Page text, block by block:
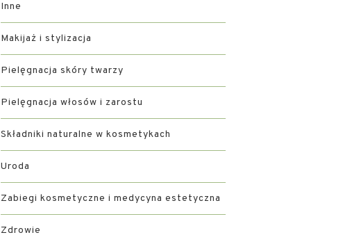
Inne
Makijaż i stylizacja
Pielęgnacja skóry twarzy
Pielęgnacja włosów i zarostu
Składniki naturalne w kosmetykach
Uroda
Zabiegi kosmetyczne i medycyna estetyczna
Zdrowie